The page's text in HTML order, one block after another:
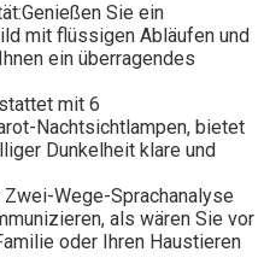
Sie ein
mit flüssigen Abläufen und
ein überragendes
mit 6
Nachtsichtlampen, bietet
Dunkelheit klare und
Wege-Sprachanalyse
als wären Sie vor
oder Ihren Haustieren